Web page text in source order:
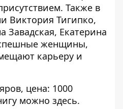
Также в
Виктория Тигипко,
Завадская, Екатерина
женщины,
карьеру и
цена: 1000
можно здесь.